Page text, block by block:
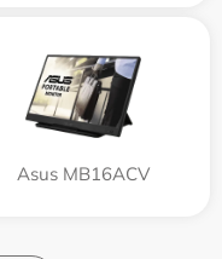
Asus MB16ACV